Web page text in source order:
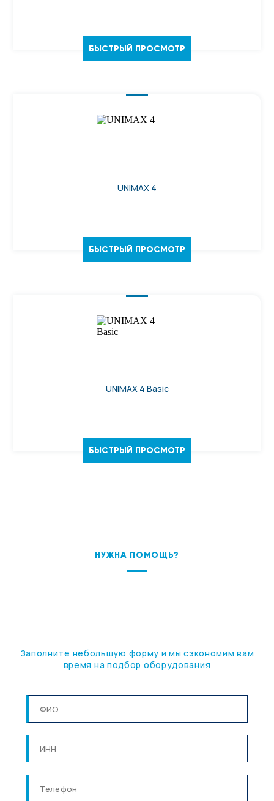
БЫСТРЫЙ ПРОСМОТР
UNIMAX 4
БЫСТРЫЙ ПРОСМОТР
UNIMAX 4 Basic
БЫСТРЫЙ ПРОСМОТР
НУЖНА ПОМОЩЬ?
Заполните небольшую форму и мы сэкономим вам
время на подбор оборудования